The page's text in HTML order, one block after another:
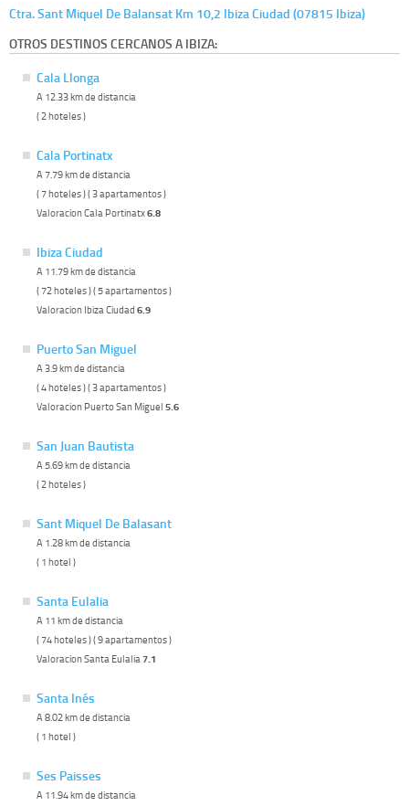
Ctra. Sant Miquel De Balansat Km 10,2 Ibiza Ciudad (07815 Ibiza)
OTROS DESTINOS CERCANOS A IBIZA:
Cala Llonga
A 12.33 km de distancia
( 2 hoteles )
Cala Portinatx
A 7.79 km de distancia
( 7 hoteles ) ( 3 apartamentos )
Valoracion Cala Portinatx6.8
Ibiza Ciudad
A 11.79 km de distancia
( 72 hoteles ) ( 5 apartamentos )
Valoracion Ibiza Ciudad 6.9
Puerto San Miguel
A 3.9 km de distancia
( 4 hoteles ) ( 3 apartamentos )
Valoracion Puerto San Miguel 5.6
San Juan Bautista
A 5.69 km de distancia
( 2 hoteles )
Sant Miquel De Balasant
A 1.28 km de distancia
( 1 hotel )
Santa Eulalia
A 11 km de distancia
( 74 hoteles ) ( 9 apartamentos )
Valoracion Santa Eulalia 7.1
Santa Inés
A 8.02 km de distancia
( 1 hotel )
Ses Paisses
A 11.94 km de distancia